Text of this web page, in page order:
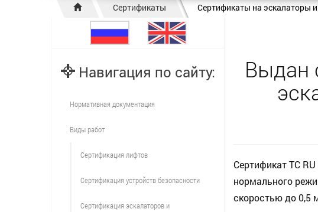
Сертификаты Сертификаты на эскалаторы
Выдан
Сертификат ТС
нормального
скоростью до 0,5
Навигация по сайту:
Нормативная документация
Виды работ
Сертификация лифтов
Сертификация устройств безопасности
Сертификация эскалаторов и